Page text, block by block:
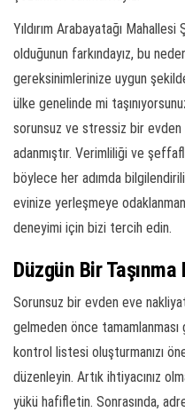
Yıldırım Arabayatağı
olduğunun farkındayız, bu
gereksinimlerinize uygun
ülke genelinde mi
sorunsuz ve stressiz bir
adanmıştır. Verimliliği ve
böylece her adımda
evinize yerleşmeye
deneyimi için bizi tercih edin.
Düzgün Bir
Sorunsuz bir evden eve
gelmeden önce
kontrol listesi oluşturmanızı
düzenleyin. Artık ihtiyacınız
yükü hafifletin. Sonrasında,